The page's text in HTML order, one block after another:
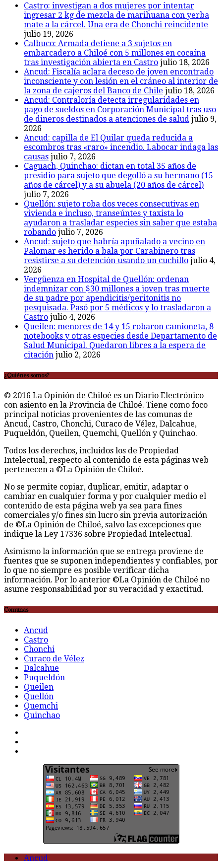
Castro: investigan a dos mujeres por intentar
ingresar 2 kg de mezcla de marihuana con yerba
mate a la cárcel. Una era de Chonchi reincidente
julio 19, 2026
Calbuco: Armada detiene a 3 sujetos en
embarcadero a Chiloé con 5 millones en cocaína
tras investigación abierta en Castro julio 18, 2026
Ancud: Fiscalía aclara deceso de joven encontrado
inconsciente y con lesión en el cráneo al interior de
la zona de cajeros del Banco de Chile julio 18, 2026
Ancud: Contraloría detecta irregularidades en
pago de sueldos en Corporación Municipal tras uso
de dineros destinados a atenciones de salud julio 9,
2026
Ancud: capilla de El Quilar queda reducida a
escombros tras «raro» incendio. Labocar indaga las
causas julio 7, 2026
Caguach, Quinchao: dictan en total 35 años de
presidio para sujeto que degolló a su hermano (15
años de cárcel) y a su abuela (20 años de cárcel)
julio 7, 2026
Quellón: sujeto roba dos veces consecutivas en
vivienda e incluso, transeúntes y taxista lo
ayudaron a trasladar especies sin saber que estaba
robando julio 7, 2026
Ancud: sujeto que habría apuñalado a vecino en
Palomar es herido a bala por Carabinero tras
resistirse a su detención usando un cuchillo julio 4,
2026
Vergüenza en Hospital de Quellón: ordenan
indemnizar con $30 millones a joven tras muerte
de su padre por apendicitis/peritonitis no
pesquisada. Pasó por 5 médicos y lo trasladaron a
Castro julio 4, 2026
Queilen: menores de 14 y 15 robaron camioneta, 8
notebooks y otras especies desde Departamento de
Salud Municipal. Quedaron libres a la espera de
citación julio 2, 2026
¿Quiénes somos?
© 2016 La Opinión de Chiloé es un Diario Electrónico
con asiento en la Provincia de Chiloé. Tiene como foco
principal noticias provenientes de las comunas de
Ancud, Castro, Chonchi, Curaco de Vélez, Dalcahue,
Puqueldón, Queilen, Quemchi, Quellón y Quinchao.
Todos los derechos, incluidos los de Propiedad
Intelectual, respecto al contenido de esta páginas web
pertenecen a ©La Opinión de Chiloé.
No se permite copiar, duplicar, emitir, adaptar o
cambiar en cualquier forma y por cualquier medio el
contenido de esta página web ya sea para fines
comerciales y/o fines sin lucro sin previa autorización
de ©La Opinión de Chiloé, salvo las excepciones que
indique la Ley 17336 sobre Propiedad Intelectual.
Asimismo la información que se entrega proviene de
fuentes que se suponen independientes y confiables, por
lo que no siempre es posible verificar dicha
información. Por lo anterior ©La Opinión de Chiloé no
asume responsabilidad por su veracidad y exactitud.
Comunas
Ancud
Castro
Chonchi
Curaco de Vélez
Dalcahue
Puqueldón
Queilen
Quellón
Quemchi
Quinchao
Ancud